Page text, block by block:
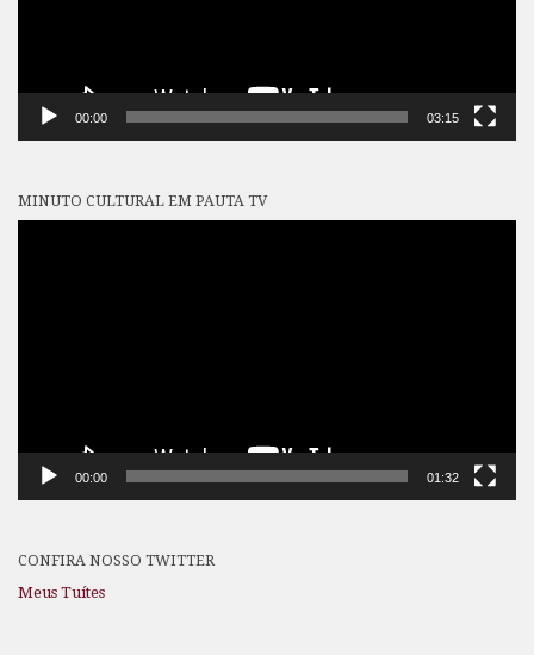
00:00 03:15
MINUTO CULTURAL EM PAUTA TV
00:00 01:32
CONFIRA NOSSO TWITTER
Meus Tuítes